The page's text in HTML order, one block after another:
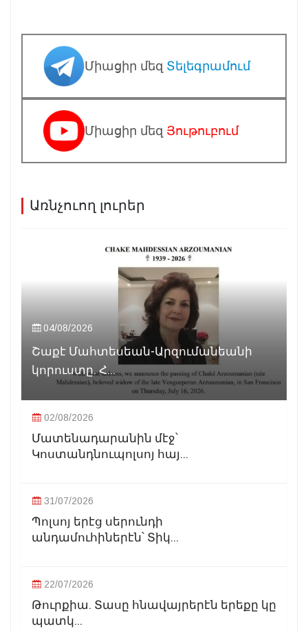
Միացիր մեզ Տելեգրամում
Միացիր մեզ Յութուբում
Առնչուող լուրեր
04/08/2026
Շաքէ Մահտեսեան-Արզումանեանի
կորուստը. Հ...
02/08/2026
Մատենադարանին մէջ՝
Կոստանդնուպոլսոյ հայ...
31/07/2026
Պոլսոյ երէց սերունդի
անդամուհիներէն՝ Տիկ...
22/07/2026
Թուրքիա. Տասը հնավայրերէն երեքը կը
պատկ...